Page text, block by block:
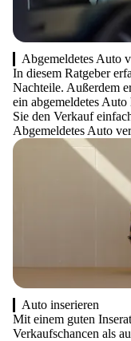
Abgemeldetes Auto
In diesem Ratgeber
Nachteile. Außerdem
ein abgemeldetes
Sie den Verkauf
Abgemeldetes Auto
Auto inserieren
Mit einem guten
Verkaufschancen als